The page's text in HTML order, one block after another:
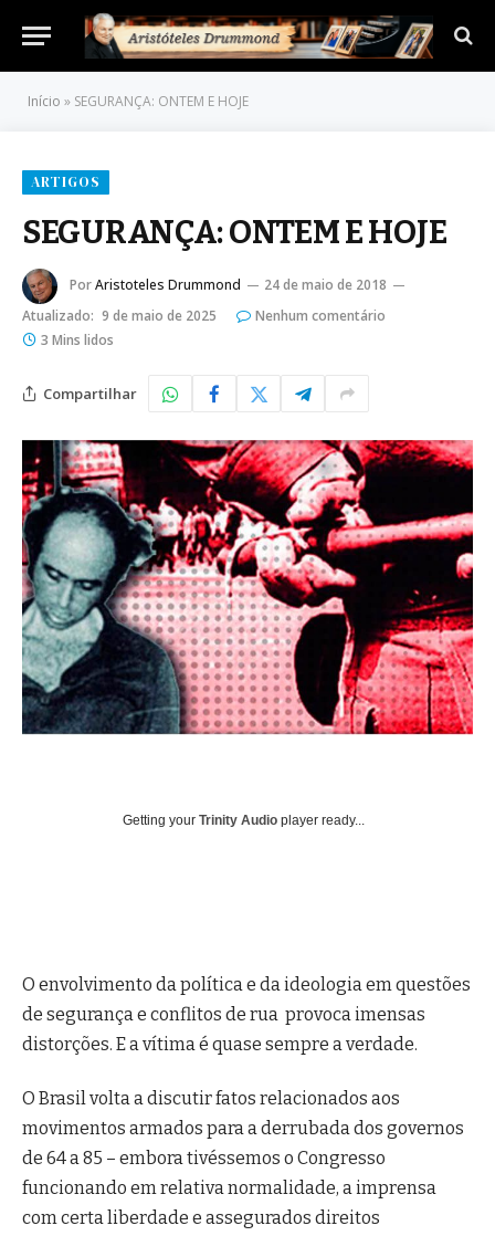
Início » SEGURANÇA: ONTEM E HOJE
ARTIGOS
SEGURANÇA: ONTEM E HOJE
PorAristoteles Drummond
24 de maio de 2018
Atualizado: 9 de maio de 2025
Nenhum comentário
3 Mins lidos
Compartilhar
Getting your Trinity Audio player ready...
O envolvimento da política e da ideologia em questões
de segurança e conflitos de rua provoca imensas
distorções. E a vítima é quase sempre a verdade.
O Brasil volta a discutir fatos relacionados aos
movimentos armados para a derrubada dos governos
de 64 a 85 – embora tivéssemos o Congresso
funcionando em relativa normalidade, a imprensa
com certa liberdade e assegurados direitos